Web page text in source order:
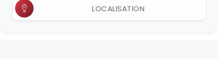
LOCALISATION